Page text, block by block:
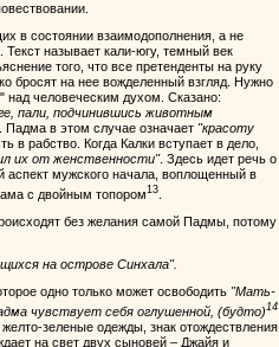
в состоянии взаимодополнения, а не
называет кали-югу, темный век
того, что все претенденты на руку
бросят на нее вожделенный взгляд. Нужно
над человеческим духом. Сказано:
пали, подчинившись животным
Падма в этом случае означает "красоту
в рабство. Когда Калки вступает в дело,
их от женственности". Здесь идет речь о
аспект мужского начала, воплощенный в
с двойным топором13
без желания самой Падмы, потому
на острове Синхала".
одно только может освободить "Мать-
чувствует себя оглушенной, (будто)14
зеленые одежды, знак отождествления
на свет двух сыновей – Джайя и